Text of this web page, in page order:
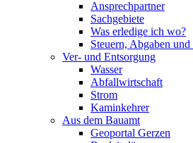
Ansprechpartner
Sachgebiete
Was erledige ich wo?
Steuern, Abgaben und
Ver- und Entsorgung
Wasser
Abfallwirtschaft
Strom
Kaminkehrer
Aus dem Bauamt
Geoportal Gerzen